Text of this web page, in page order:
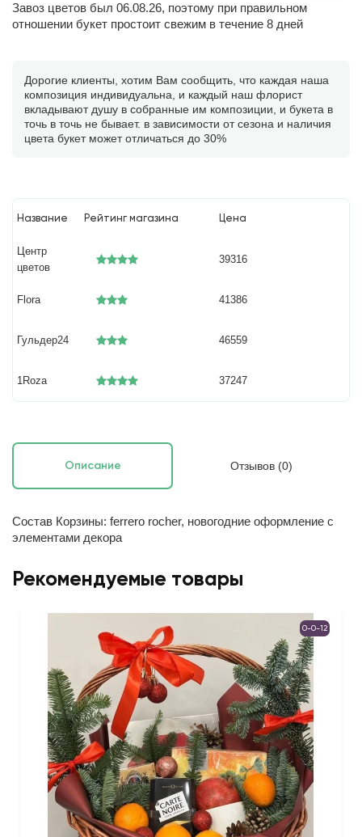
Завоз цветов был 06.08.26, поэтому при правильном
отношении букет простоит свежим в течение 8 дней
Дорогие клиенты, хотим Вам сообщить, что каждая наша
композиция индивидуальна, и каждый наш флорист
вкладывают душу в собранные им композиции, и букета в
точь в точь не бывает. в зависимости от сезона и наличия
цвета букет может отличаться до 30%
Название Рейтинг магазина Цена
Центр
цветов
39316
Flora 41386
Гульдер24 46559
1Roza 37247
Описание Отзывов (0)
Состав Корзины: ferrero rocher, новогодние оформление с
элементами декора
Рекомендуемые товары
0-0-12